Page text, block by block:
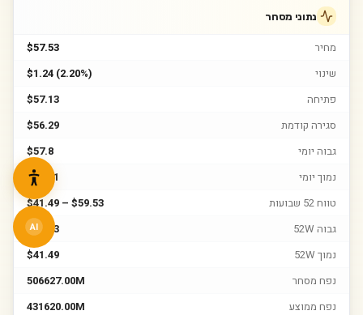
נתוני מסחר
מחיר
$57.53
שינוי
$1.24 (2.20%)
פתיחה
$57.13
סגירה קודמת
$56.29
גבוה יומי
$57.8
נמוך יומי
$55.41
טווח 52 שבועות
$41.49 – $59.53
גבוה 52W
$59.53
נמוך 52W
$41.49
נפח מסחר
506627.00M
נפח ממוצע
431620.00M
AI